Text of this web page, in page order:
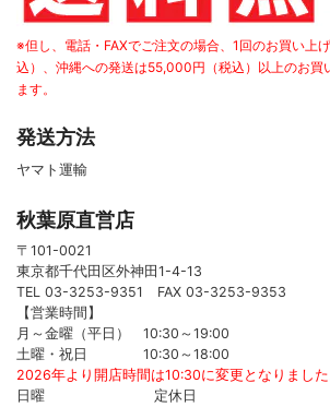
※但し、電話・FAXでご注文の場合、1回のお買い上
込）、沖縄への発送は55,000円（税込）以上のお買
ます。
発送方法
ヤマト運輸
秋葉原直営店
〒101-0021
東京都千代田区外神田1-4-13
TEL 03-3253-9351 FAX 03-3253-9353
【営業時間】
月～金曜（平日） 10:30～19:00
土曜・祝日 10:30～18:00
2026年より開店時間は10:30に変更となりました
日曜 定休日